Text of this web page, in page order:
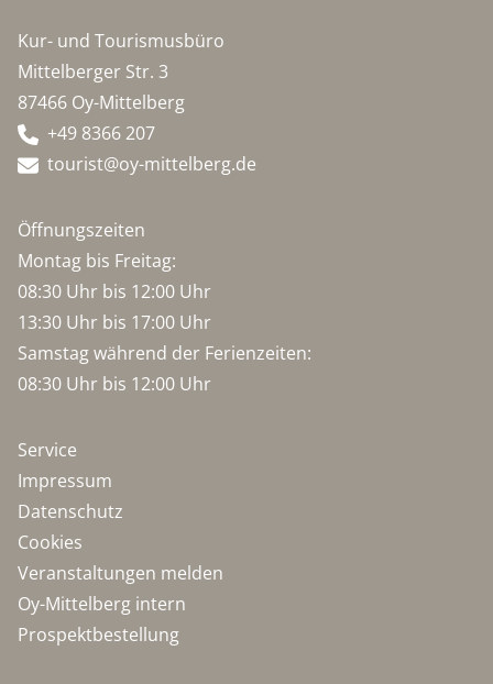
Kur- und Tourismusbüro
Mittelberger Str. 3
87466 Oy-Mittelberg
+49 8366 207
tourist@oy-mittelberg.de
Öffnungszeiten
Montag bis Freitag:
08:30 Uhr bis 12:00 Uhr
13:30 Uhr bis 17:00 Uhr
Samstag während der Ferienzeiten:
08:30 Uhr bis 12:00 Uhr
Service
Impressum
Datenschutz
Cookies
Veranstaltungen melden
Oy-Mittelberg intern
Prospektbestellung